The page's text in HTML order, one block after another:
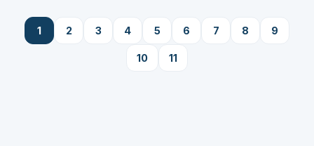
1 2 3 4 5 6 7 8 9
10 11